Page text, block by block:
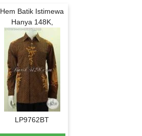
Hem Batik Istimewa
Hanya 148K,
LP9762BT